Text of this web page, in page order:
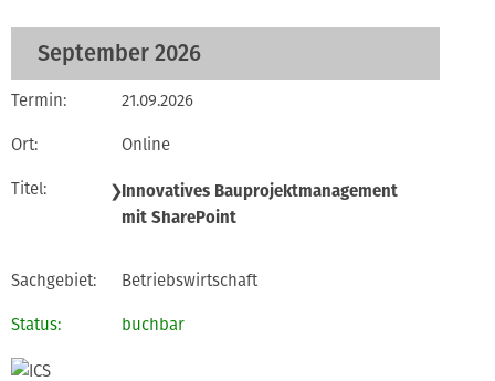
September 2026
21.09.2026
Online
❯Innovatives Bauprojektmanagement
mit SharePoint
Betriebswirtschaft
buchbar